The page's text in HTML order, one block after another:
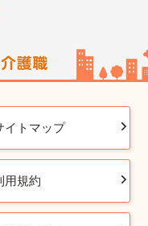
イトマップ
用規約